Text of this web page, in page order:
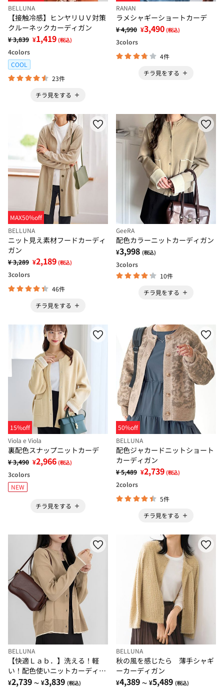
BELLUNA
【接触冷感】ヒンヤリＵＶ対策
クルーネックカーディガン
¥ 3,839 ¥1,419 (税込)
4colors
COOL
23件
チラ見をする
RANAN
ラメシャギーショートカーデ
¥ 4,990 ¥3,490 (税込)
3colors
4件
チラ見をする
MAX50%off
BELLUNA
ニット見え素材フードカーディ
ガン
¥ 3,289 ¥2,189 (税込)
3colors
46件
チラ見をする
GeeRA
配色カラーニットカーディガン
¥3,998 (税込)
3colors
10件
チラ見をする
15%off
Viola e Viola
裏配色スナップニットカーデ
¥ 3,490 ¥2,966 (税込)
3colors
NEW
チラ見をする
50%off
BELLUNA
配色ジャカードニットショート
カーディガン
¥ 5,489 ¥2,739 (税込)
2colors
5件
チラ見をする
BELLUNA
【快適Ｌａｂ．】洗える！軽
い！配色使いニットカーディガ
ン
¥2,739 ～ ¥3,839 (税込)
BELLUNA
秋の風を感じたら 薄手シャギ
ーカーディガン
¥4,389 ～ ¥5,489 (税込)